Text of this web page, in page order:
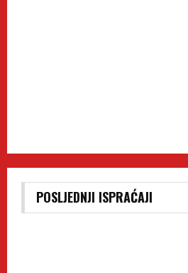
POSLJEDNJI ISPRAĆAJI